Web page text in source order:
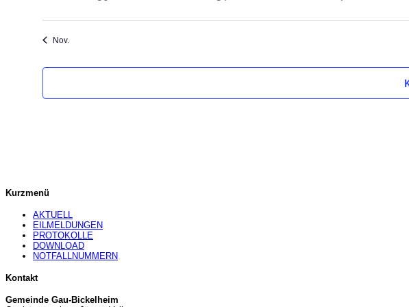
Nov.
Kurzmenü
AKTUELL
EILMELDUNGEN
PROTOKOLLE
DOWNLOAD
NOTFALLNUMMERN
Kontakt
Gemeinde Gau-Bickelheim